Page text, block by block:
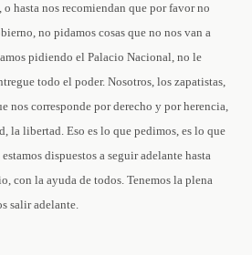
hasta nos recomiendan que por favor no
no pidamos cosas que no nos van a
pidiendo el Palacio Nacional, no le
todo el poder. Nosotros, los zapatistas,
nos corresponde por derecho y por herencia,
la libertad. Eso es lo que pedimos, es lo que
estamos dispuestos a seguir adelante hasta
con la ayuda de todos. Tenemos la plena
salir adelante.